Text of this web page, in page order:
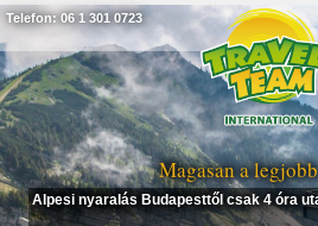
Magasan a
Alpesi nyaralás Budapesttől csak 4 óra
Telefon: 06 1 301 0723